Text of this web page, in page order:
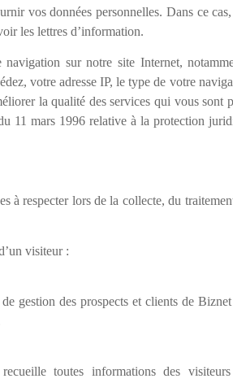
vos données personnelles. Dans ce
les lettres d’information.
sur notre site Internet,
votre adresse IP, le type de votre
la qualité des services qui vous sont
11 mars 1996 relative à la protection
à respecter lors de la collecte, du
visiteur :
gestion des prospects et clients de
toutes informations des